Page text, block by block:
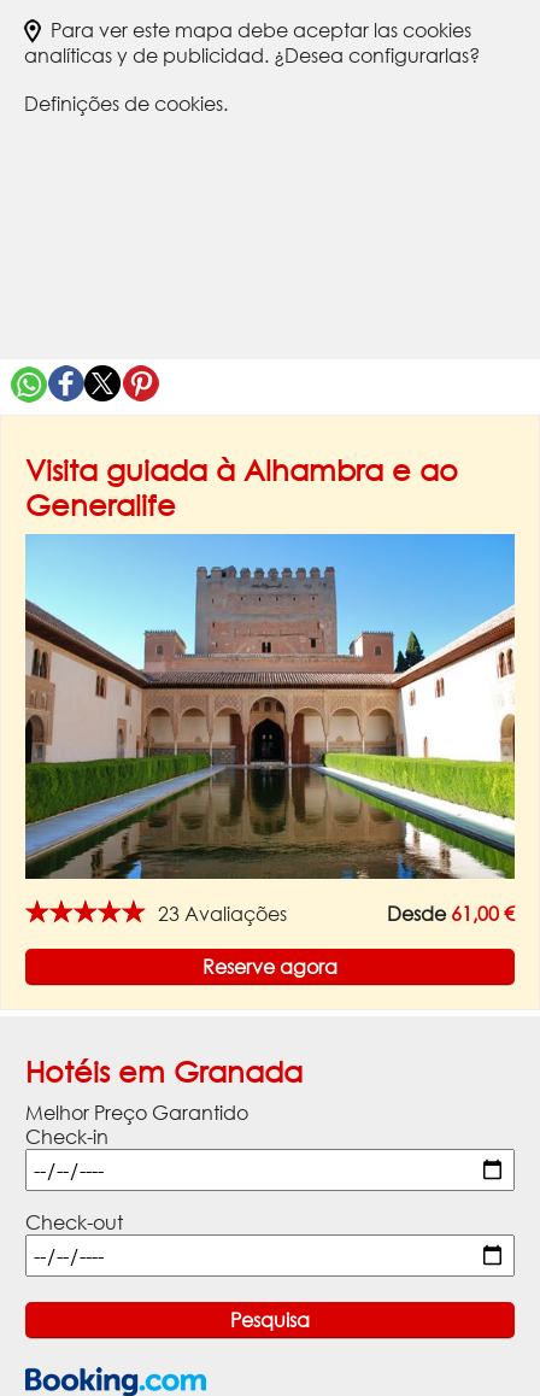
Para ver este mapa debe aceptar las cookies
analíticas y de publicidad. ¿Desea configurarlas?
Definições de cookies.
Visita guiada à Alhambra e ao
Generalife
★★★★★ 23 Avaliações Desde 61,00 €
Reserve agora
Hotéis em Granada
Melhor Preço Garantido
Check-in
Check-out